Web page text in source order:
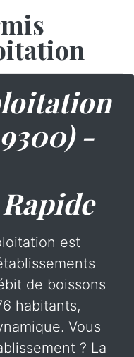
-
est
de boissons
habitants,
Vous
? La